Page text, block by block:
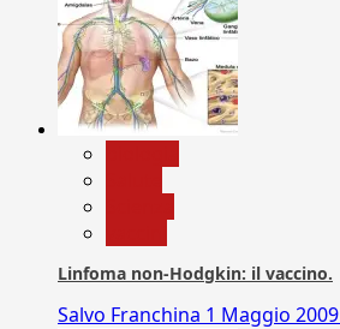
Linfoma non-Hodgkin: il vaccino.
Salvo Franchina 1 Maggio 2009